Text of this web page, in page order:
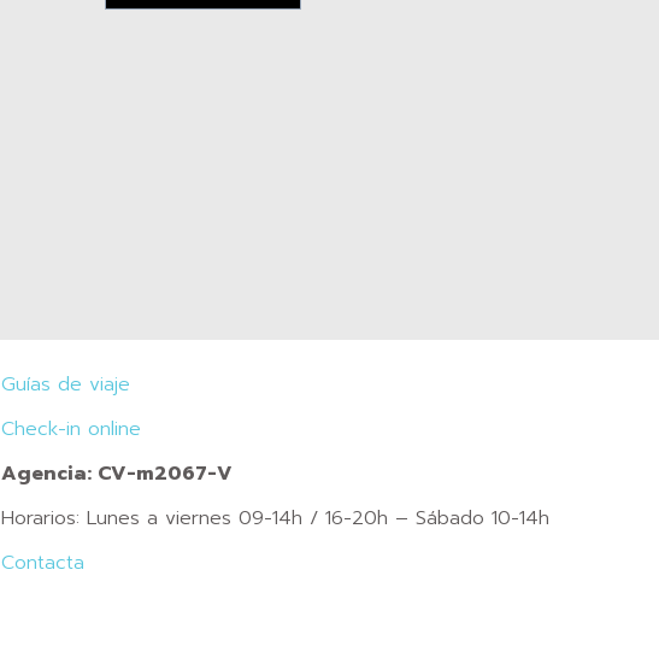
Guías de viaje
Check-in online
Agencia: CV-m2067-V
Horarios: Lunes a viernes 09-14h / 16-20h – Sábado 10-14h
Contacta